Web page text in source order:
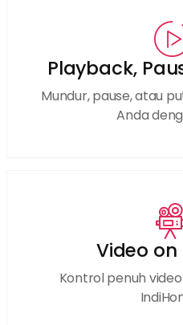
Playback,
Mundur, pause, atau
Anda
Video
Kontrol penuh